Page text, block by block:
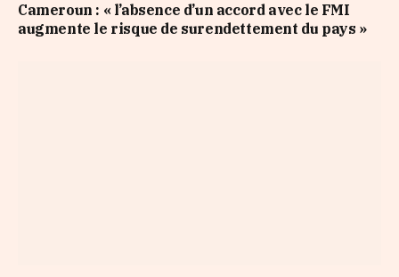
Cameroun : « l’absence d’un accord avec le FMI
augmente le risque de surendettement du pays »